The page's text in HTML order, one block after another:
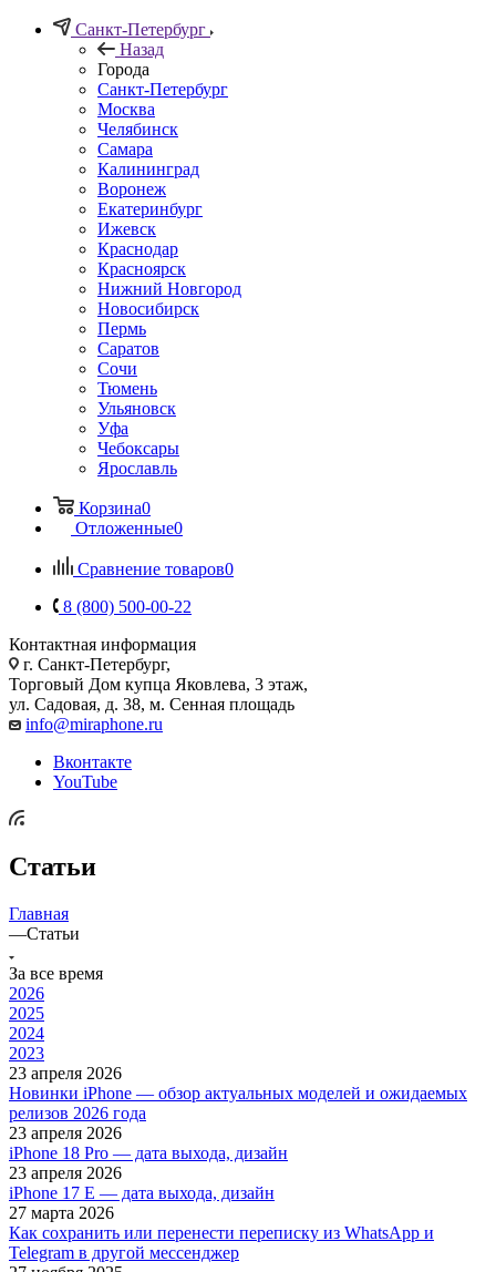
Санкт-Петербург
Назад
Города
Санкт-Петербург
Москва
Челябинск
Самара
Калининград
Воронеж
Екатеринбург
Ижевск
Краснодар
Красноярск
Нижний Новгород
Новосибирск
Пермь
Саратов
Сочи
Тюмень
Ульяновск
Уфа
Чебоксары
Ярославль
Корзина0
Отложенные0
Сравнение товаров0
8 (800) 500-00-22
Контактная информация
г. Санкт-Петербург,
Торговый Дом купца Яковлева, 3 этаж,
ул. Садовая, д. 38, м. Сенная площадь
info@miraphone.ru
Вконтакте
YouTube
Статьи
Главная
—Статьи
За все время
2026
2025
2024
2023
23 апреля 2026
Новинки iPhone — обзор актуальных моделей и ожидаемых
релизов 2026 года
23 апреля 2026
iPhone 18 Pro — дата выхода, дизайн
23 апреля 2026
iPhone 17 E — дата выхода, дизайн
27 марта 2026
Как сохранить или перенести переписку из WhatsApp и
Telegram в другой мессенджер